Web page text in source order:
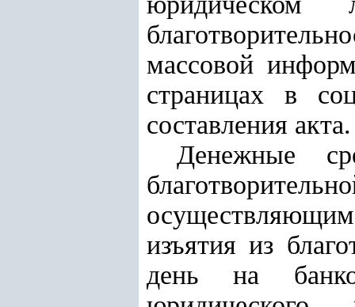
массовой
страницах в
составления акта.
Денежные
изъятия из
день на